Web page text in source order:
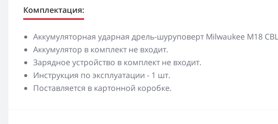
Комплектация:
Аккумуляторная ударная дрель-шуруповерт Milwaukee M18
Аккумулятор в комплект не входит.
Зарядное устройство в комплект не входит.
Инструкция по эксплуатации - 1 шт.
Поставляется в картонной коробке.